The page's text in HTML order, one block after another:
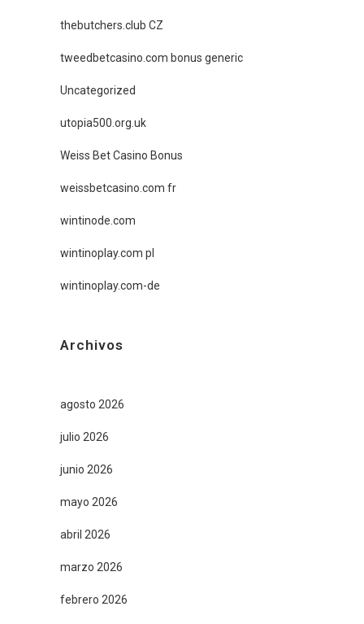
thebutchers.club CZ
tweedbetcasino.com bonus generic
Uncategorized
utopia500.org.uk
Weiss Bet Casino Bonus
weissbetcasino.com fr
wintinode.com
wintinoplay.com pl
wintinoplay.com-de
Archivos
agosto 2026
julio 2026
junio 2026
mayo 2026
abril 2026
marzo 2026
febrero 2026